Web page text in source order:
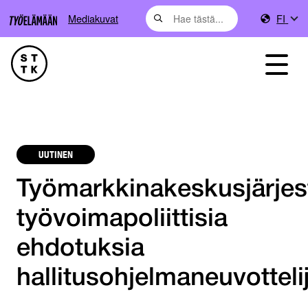
Mediakuvat FI
UUTINEN
työvoimapoliittisia
ehdotuksia